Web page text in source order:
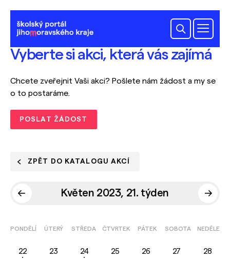
Vyberte si akci, která vás zajímá
Chcete zveřejnit Vaši akci? Pošlete nám žádost a my se
o to postaráme.
POSLAT ŽÁDOST
ZPĚT DO KATALOGU AKCÍ
Květen 2023, 21. týden
PONDĚLÍ ÚTERÝ STŘEDA ČTVRTEK PÁTEK SOBOTA NEDĚLE
22 23 24 25 26 27 28